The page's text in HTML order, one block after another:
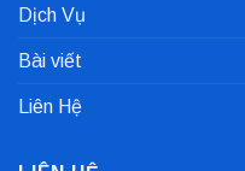
Nhất
Dịch Vụ
Bài viết
Liên Hệ